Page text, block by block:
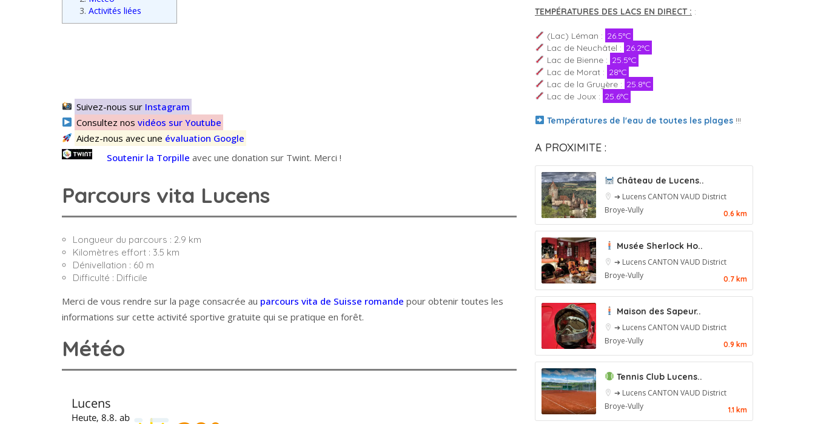
3. Activités liées
Suivez-nous sur Instagram
Consultez nosvidéos sur Youtube
Aidez-nous avec une évaluation Google
Soutenir la Torpille avec une donation sur Twint. Merci !
Parcours vita Lucens
Longueur du parcours : 2.9 km
Kilomètres effort : 3.5 km
Dénivellation : 60 m
Difficulté : Difficile
Merci de vous rendre sur la page consacrée au parcours vita de Suisse romande pour obtenir toutes les
informations sur cette activité sportive gratuite qui se pratique en forêt.
Météo
TEMPÉRATURES DES LACS EN DIRECT : :
(Lac) Léman : 26.5°C
Lac de Neuchâtel : 26.2°C
Lac de Bienne : 25.5°C
Lac de Morat : 28°C
Lac de la Gruyère : 25.8°C
Lac de Joux : 25.6°C
Températures de l'eau de toutes les plages!!!
A PROXIMITE :
Château de Lucens..
➔ Lucens CANTON VAUD District
Broye-Vully
0.6 km
Musée Sherlock Ho..
➔ Lucens CANTON VAUD District
Broye-Vully
0.7 km
Maison des Sapeur..
➔ Lucens CANTON VAUD District
Broye-Vully
0.9 km
Tennis Club Lucens..
➔ Lucens CANTON VAUD District
Broye-Vully
1.1 km